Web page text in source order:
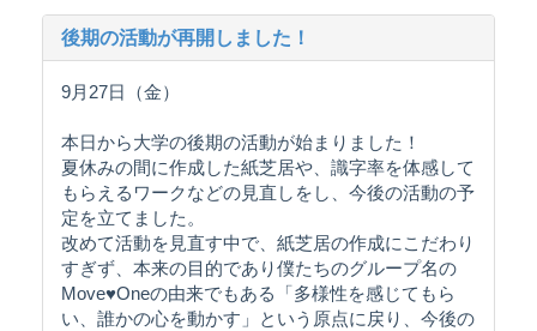
後期の活動が再開しました！
9月27日（金）
本日から大学の後期の活動が始まりました！
夏休みの間に作成した紙芝居や、識字率を体感して
もらえるワークなどの見直しをし、今後の活動の予
定を立てました。
改めて活動を見直す中で、紙芝居の作成にこだわり
すぎず、本来の目的であり僕たちのグループ名の
Move♥Oneの由来でもある「多様性を感じてもら
い、誰かの心を動かす」という原点に戻り、今後の